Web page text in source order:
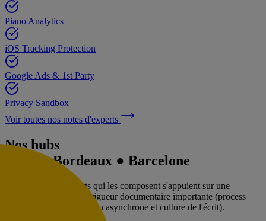
Piano Analytics
iOS Tracking Protection
Google Ads & 1st Party
Privacy Sandbox
Voir toutes nos notes d'experts
Nos hubs
●Bordeaux ● Barcelone
Nos hubs et les experts qui les composent s'appuient sur une
rigueur documentaire importante (process
rigoureux, communication asynchrone et culture de l'écrit).